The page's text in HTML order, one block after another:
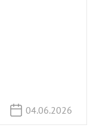
04.06.2026